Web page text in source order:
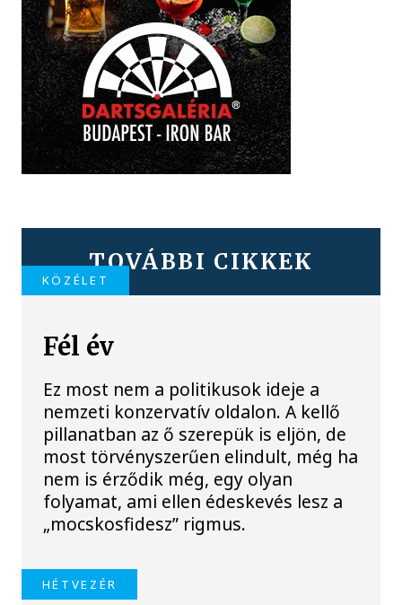
TOVÁBBI CIKKEK
KÖZÉLET
Fél év
Ez most nem a politikusok ideje a
nemzeti konzervatív oldalon. A kellő
pillanatban az ő szerepük is eljön, de
most törvényszerűen elindult, még ha
nem is érződik még, egy olyan
folyamat, ami ellen édeskevés lesz a
„mocskosfidesz” rigmus.
HÉTVEZÉR